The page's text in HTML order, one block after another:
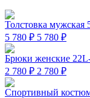
Толстовка
5 780 ₽ 5 780 ₽
Брюки женские
2 780 ₽ 2 780 ₽
Спортивный